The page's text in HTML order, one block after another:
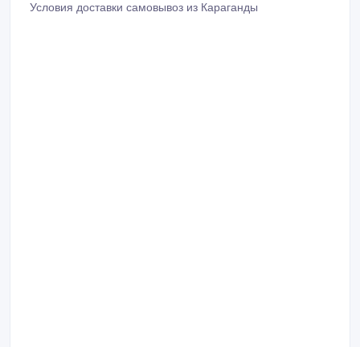
Условия доставки самовывоз из Караганды